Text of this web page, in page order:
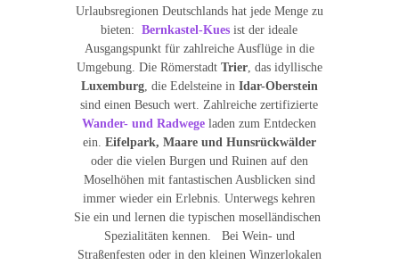
Urlaubsregionen Deutschlands hat jede Menge zu
bieten:Bernkastel-Kues ist der ideale
Ausgangspunkt für zahlreiche Ausflüge in die
Umgebung. Die Römerstadt Trier, das idyllische
Luxemburg, die Edelsteine in Idar-Oberstein
sind einen Besuch wert. Zahlreiche zertifizierte
Wander- und Radwege laden zum Entdecken
ein. Eifelpark, Maare und Hunsrückwälder
oder die vielen Burgen und Ruinen auf den
Moselhöhen mit fantastischen Ausblicken sind
immer wieder ein Erlebnis. Unterwegs kehren
Sie ein und lernen die typischen moselländischen
Spezialitäten kennen. Bei Wein- und
Straßenfesten oder in den kleinen Winzerlokalen